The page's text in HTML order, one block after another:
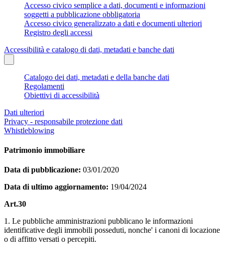
Accesso civico semplice a dati, documenti e informazioni
soggetti a pubblicazione obbligatoria
Accesso civico generalizzato a dati e documenti ulteriori
Registro degli accessi
Accessibilità e catalogo di dati, metadati e banche dati
Catalogo dei dati, metadati e della banche dati
Regolamenti
Obiettivi di accessibilità
Dati ulteriori
Privacy - responsabile protezione dati
Whistleblowing
Patrimonio immobiliare
Data di pubblicazione: 03/01/2020
Data di ultimo aggiornamento: 19/04/2024
Art.30
1. Le pubbliche amministrazioni pubblicano le informazioni
identificative degli immobili posseduti, nonche' i canoni di locazione
o di affitto versati o percepiti.